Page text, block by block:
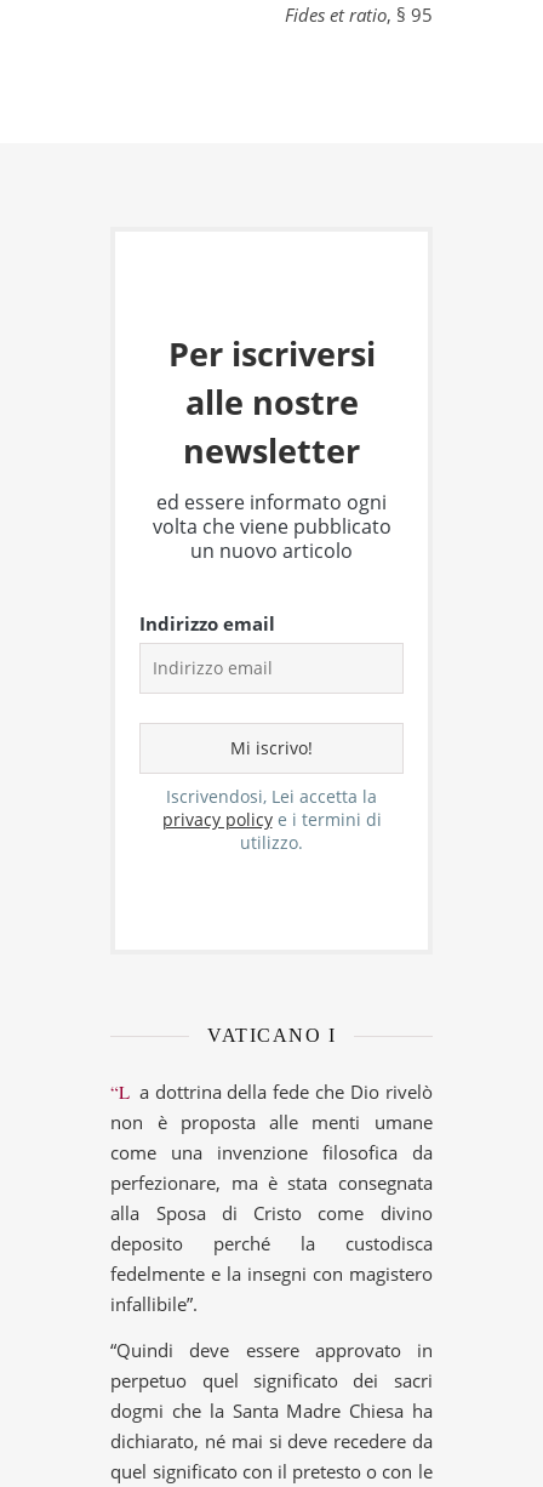
Fides et ratio, § 95
Per iscriversi
alle nostre
newsletter
ed essere informato ogni
volta che viene pubblicato
un nuovo articolo
Indirizzo email
Iscrivendosi, Lei accetta la
privacy policye i termini di
utilizzo.
VATICANO I
“La dottrina della fede che Dio rivelò
non è proposta alle menti umane
come una invenzione filosofica da
perfezionare, ma è stata consegnata
alla Sposa di Cristo come divino
deposito perché la custodisca
fedelmente e la insegni con magistero
infallibile”.
“Quindi deve essere approvato in
perpetuo quel significato dei sacri
dogmi che la Santa Madre Chiesa ha
dichiarato, né mai si deve recedere da
quel significato con il pretesto o con le